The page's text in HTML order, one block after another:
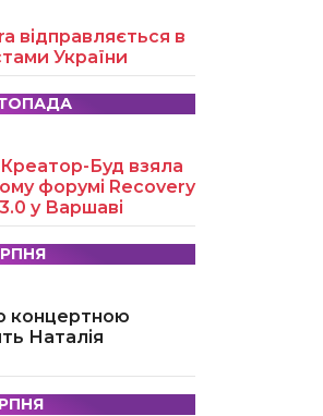
відправляється в
України
Креатор-Буд взяла
форумі Recovery
у Варшаві
концертною
Наталія